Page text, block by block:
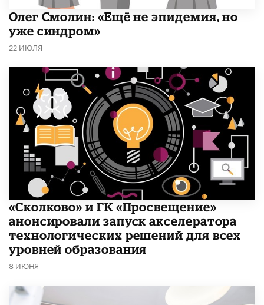
​Олег Смолин: «Ещё не эпидемия, но
уже синдром»
22 ИЮЛЯ
«Сколково» и ГК «Просвещение»
анонсировали запуск акселератора
технологических решений для всех
уровней образования
8 ИЮНЯ